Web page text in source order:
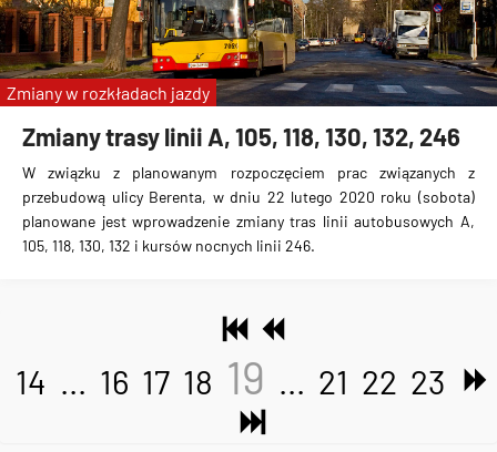
Zmiany trasy linii A, 105, 118, 130, 132, 246
W związku z planowanym rozpoczęciem prac związanych z
przebudową ulicy Berenta, w dniu 22 lutego 2020 roku (sobota)
planowane jestwprowadzenie zmiany tras linii autobusowych A,
105, 118, 130, 132 i kursów nocnych linii 246.
Zmiany w rozkładach jazdy
14 ... 16 17 18 19 ... 21 22 23